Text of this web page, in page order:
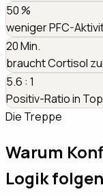
50%
weniger PFC-
20Min.
braucht Cortisol
5.6 : 1
Positiv-Ratio in
Die Treppe
Warum
Logik folgen